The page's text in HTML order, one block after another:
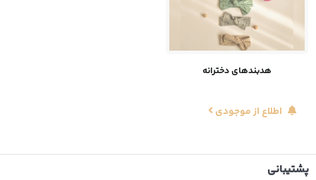
هدبندهای دخترانه
اطلاع از موجودی
پشتیبانی